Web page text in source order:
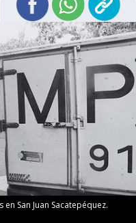
San Juan Sacatepéquez.